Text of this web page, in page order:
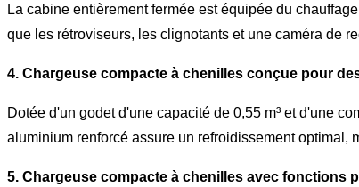
La cabine entièrement fermée est équipée du
que les rétroviseurs, les clignotants et une caméra de
4. Chargeuse compacte à chenilles conçue pour
Dotée d'un godet d'une capacité de 0,55 m³ et d'une
aluminium renforcé assure un refroidissement optimal,
5. Chargeuse compacte à chenilles avec fonctions